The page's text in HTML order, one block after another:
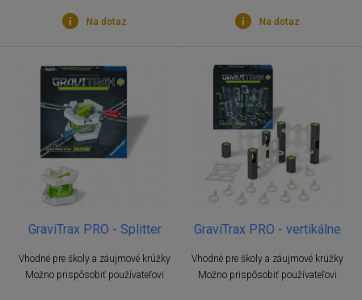
Na dotaz Na dotaz
GraviTrax PRO - Splitter
Vhodné pre školy a záujmové krúžky
Možno prispôsobiť používateľovi
GraviTrax PRO - vertikálne
Vhodné pre školy a záujmové krúžky
Možno prispôsobiť používateľovi